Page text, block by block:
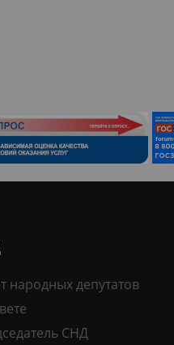
народных депутатов
СНД